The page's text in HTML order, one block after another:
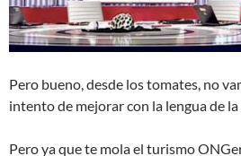
Pero bueno, desde los tomates, no
intento de mejorar con la lengua de la
Pero ya que te mola el turismo